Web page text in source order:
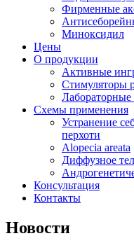
Фирменные
Миноксидил
Цены
О продукции
Активные
Стимуляторы
Лабораторные
Схемы применения
Устранение
перхоти
Alopecia areata
Диффузное
Консультация
Контакты
Новости